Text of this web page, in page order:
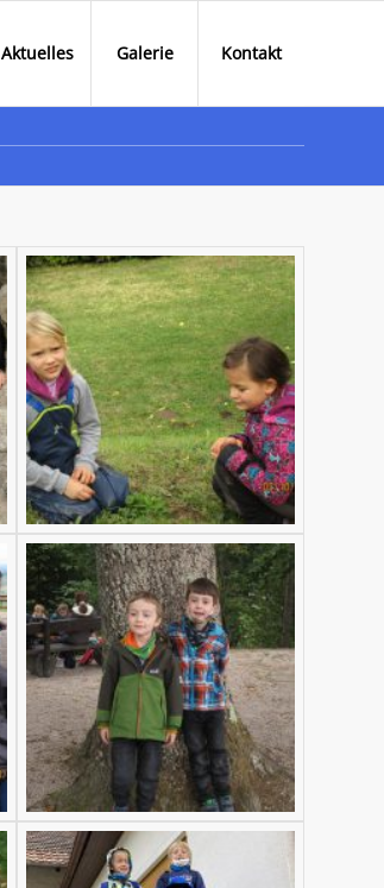
Aktuelles Galerie Kontakt